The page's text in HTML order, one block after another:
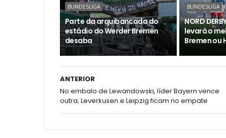
BUNDESLIGA
Parte da arquibancada do
estádio do Werder Bremen
desaba
BUNDESLIGA
NORD
levará o
Bremen ou
ANTERIOR
No embalo de Lewandowski, líder Bayern vence
outra; Leverkusen e Leipzig ficam no empate